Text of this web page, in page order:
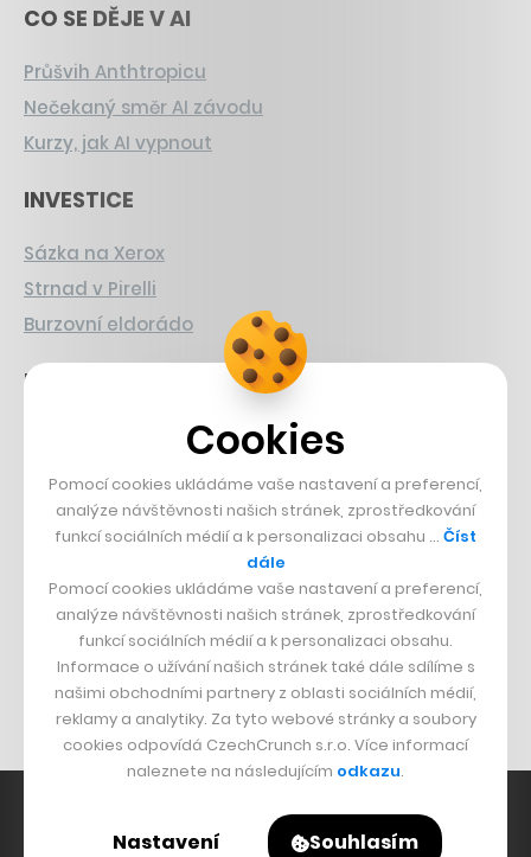
CO SE DĚJE V AI
Průšvih Anthtropicu
Nečekaný směr AI závodu
Kurzy, jak AI vypnout
INVESTICE
Sázka na Xerox
Strnad v Pirelli
Burzovní eldorádo
PŘÍBĚHY Z GASTRA
Boční projekt, co se zvrtnul
Dva golfisti, co pečou
Bomma není tichá
Originální hodinky
Nábytek z betonu
Cookies
Pomocí cookies ukládáme vaše nastavení a preferencí,
analýze návštěvnosti našich stránek, zprostředkování
funkcí sociálních médií a k personalizaci obsahu … Číst
dále
Pomocí cookies ukládáme vaše nastavení a preferencí,
analýze návštěvnosti našich stránek, zprostředkování
funkcí sociálních médií a k personalizaci obsahu.
Informace o užívání našich stránek také dále sdílíme s
našimi obchodními partnery z oblasti sociálních médií,
reklamy a analytiky. Za tyto webové stránky a soubory
cookies odpovídá CzechCrunch s.r.o. Více informací
naleznete na následujícím odkazu.
Nastavení Souhlasím